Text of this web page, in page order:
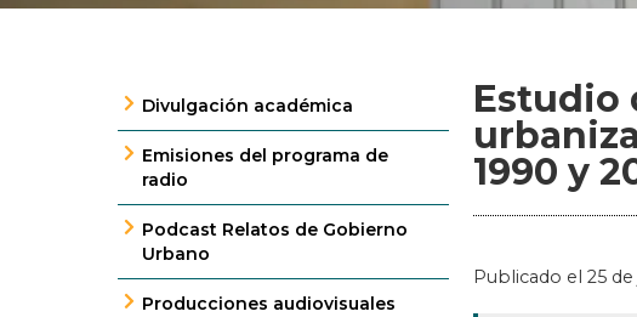
Divulgación académica
Emisiones del programa de
radio
Podcast Relatos de Gobierno
Urbano
Producciones audiovisuales
Estudio
1990 y
Publicado el 25